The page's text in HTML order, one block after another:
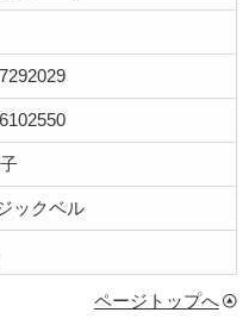
ックベル
ページトップへ